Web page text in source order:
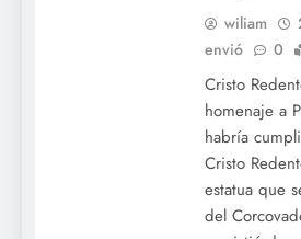
wiliam
envió
0
Cristo
homenaje a
habría
Cristo
estatua que
del